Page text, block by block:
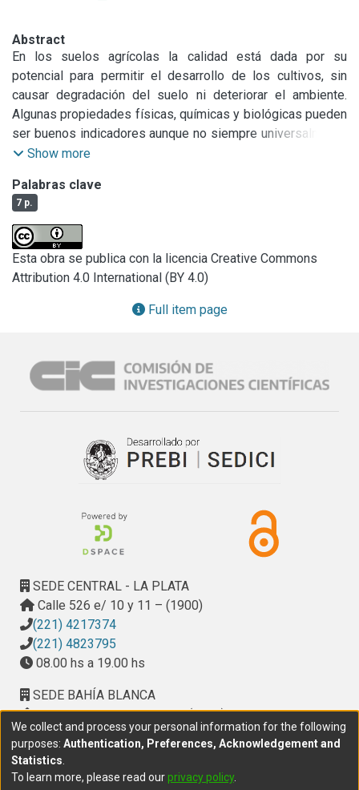
Abstract
En los suelos agrícolas la calidad está dada por su
potencial para permitir el desarrollo de los cultivos, sin
causar degradación del suelo ni deteriorar el ambiente.
Algunas propiedades físicas, químicas y biológicas pueden
ser buenos indicadores aunque no siempre universalmente
aplicable.
Show more
Palabras clave
7 p.
Esta obra se publica con la licencia Creative Commons
Attribution 4.0 International (BY 4.0)
Full item page
SEDE CENTRAL - LA PLATA
Calle 526 e/ 10 y 11 – (1900)
(221) 4217374
(221) 4823795
08.00 hs a 19.00 hs
SEDE BAHÍA BLANCA
Calle Ciudad de Cali 320 – (8000). Universidad
Provincial del Sudoeste (UPSO)
(291) 459 2550, interno 147
10.00 h a 14.00 h
We collect and process your personal information for the following
purposes: Authentication, Preferences, Acknowledgement and
Statistics
To learn more, please read ourprivacy policy.